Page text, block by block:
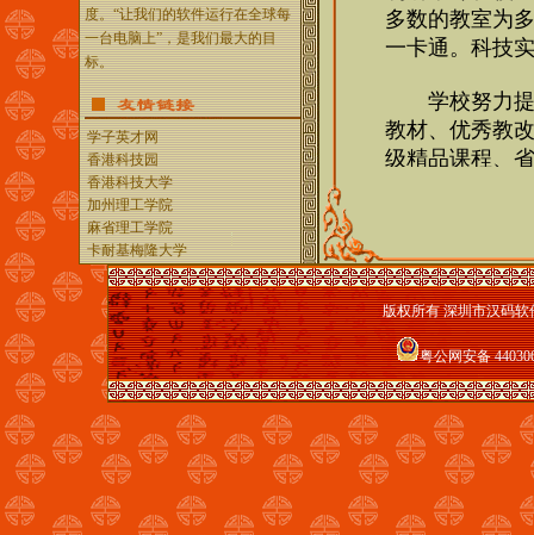
度。“让我们的软件运行在全球每
一台电脑上”，是我们最大的目
标。
学子英才网
香港科技园
香港科技大学
加州理工学院
麻省理工学院
卡耐基梅隆大学
版权所有 深圳市汉码软
粤公网安备